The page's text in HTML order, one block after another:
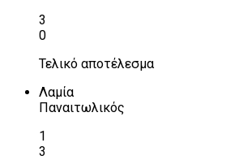
3
0
Τελικό αποτέλεσμα
Λαμία
Παναιτωλικός
1
3